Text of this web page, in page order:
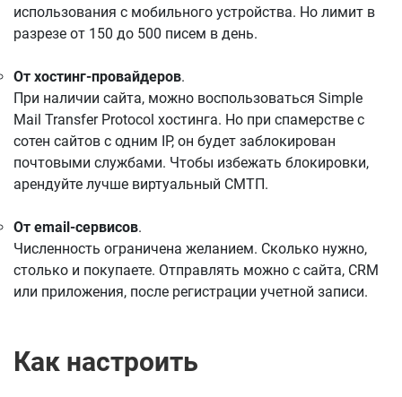
использования с мобильного устройства. Но лимит в
разрезе от 150 до 500 писем в день.
От хостинг-провайдеров.
При наличии сайта, можно воспользоваться Simple
Mail Transfer Protocol хостинга. Но при спамерстве с
сотен сайтов с одним IP, он будет заблокирован
почтовыми службами. Чтобы избежать блокировки,
арендуйте лучше виртуальный СМТП.
От email-сервисов.
Численность ограничена желанием. Сколько нужно,
столько и покупаете. Отправлять можно с сайта, CRM
или приложения, после регистрации учетной записи.
Как настроить